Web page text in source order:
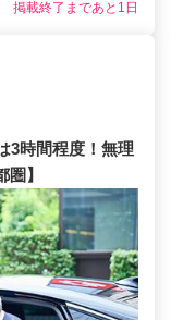
掲載終了まであと1日
3時間程度！無理
】